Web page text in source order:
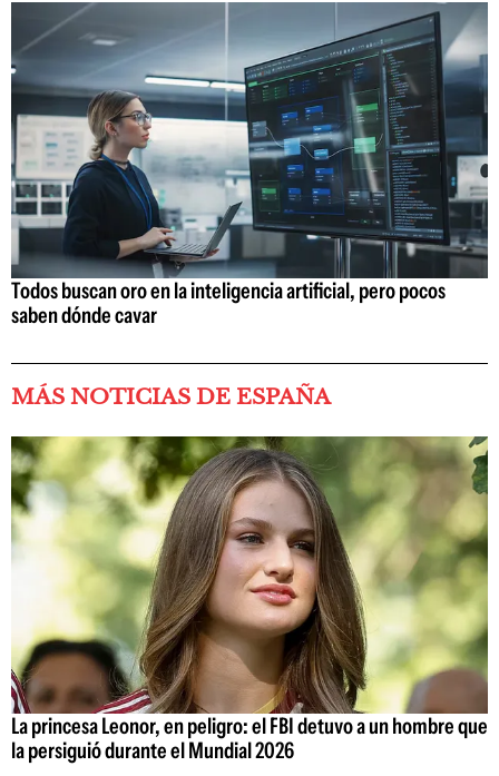
Todos buscan oro en la inteligencia artificial, pero pocos
saben dónde cavar
MÁS NOTICIAS DE ESPAÑA
La princesa Leonor, en peligro: el FBI detuvo a un hombre que
la persiguió durante el Mundial 2026